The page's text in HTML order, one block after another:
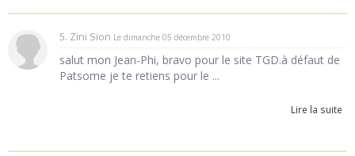
5. Zini Sion Le dimanche 05 décembre 2010
salut mon Jean-Phi, bravo pour le site TGD.à défaut de
Patsome je te retiens pour le ...
Lire la suite